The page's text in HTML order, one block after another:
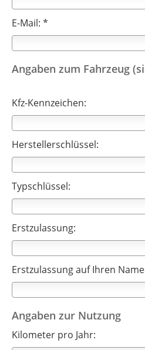
E-Mail: *
Angaben zum Fahrzeug
Kfz-Kennzeichen:
Herstellerschlüssel:
Typschlüssel:
Erstzulassung:
Erstzulassung auf Ihren
Angaben zur Nutzung
Kilometer pro Jahr: